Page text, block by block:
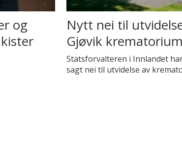
og
Nytt nei til
Gjøvik krematorium
Statsforvalteren i Innlandet
sagt nei til utvidelse av